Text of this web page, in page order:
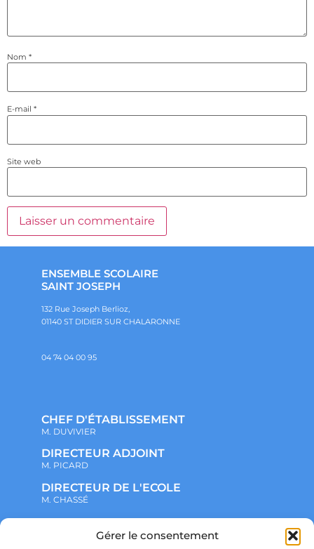
Gérer le consentement
Nom *
E-mail *
Site web
ENSEMBLE SCOLAIRE
SAINT JOSEPH
132 Rue Joseph Berlioz,
01140 ST DIDIER SUR CHALARONNE
04 74 04 00 95
CHEF D'ÉTABLISSEMENT
M. DUVIVIER
DIRECTEUR ADJOINT
M. PICARD
DIRECTEUR DE L'ECOLE
M. CHASSÉ
NOTRE ENSEMBLE SCOLAIRE